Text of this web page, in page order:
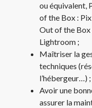
ou équivalent,
of the Box :
Out of the Box
Lightroom ;
Maîtriser la
techniques
l’hébergeur…) ;
Avoir une
assurer la